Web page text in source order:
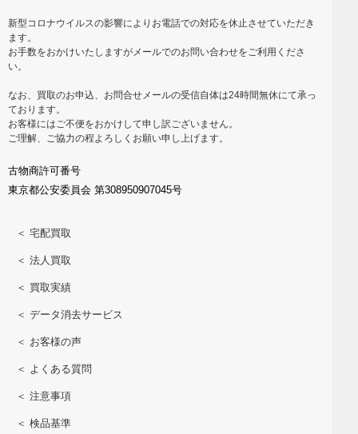
新型コロナウイルスの影響によりお電話での対応を休止させていただき
ます。
お手数をおかけいたしますがメールでのお問い合わせをご利用くださ
い。
なお、買取のお申込、お問合せメールの受信自体は24時間無休にて承っ
ております。
お客様にはご不便をおかけして申し訳ございません。
ご理解、ご協力の程よろしくお願い申し上げます。
古物商許可番号
東京都公安委員会 第308950907045号
＜ 宅配買取
＜ 法人買取
＜ 買取実績
＜ データ消去サービス
＜ お客様の声
＜ よくある質問
＜ 注意事項
＜ 検品基準